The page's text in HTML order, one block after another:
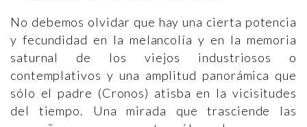
No debemos olvidar que hay una cierta potencia
y fecundidad en la melancolía y en la memoria
saturnal de los viejos industriosos o
contemplativos y una amplitud panorámica que
sólo el padre (Cronos) atisba en la vicisitudes
del tiempo. Una mirada que trasciende las